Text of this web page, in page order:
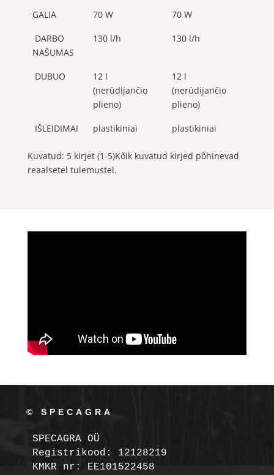
GALIA 70 W 70 W
DARBO
NAŠUMAS
130 l/h 130 l/h
DUBUO
12 l
(nerūdijančio
plieno)
12 l
(nerūdijančio
plieno)
IŠLEIDIMAI plastikiniai plastikiniai
Kuvatud: 5 kirjet (1-5)Kõik kuvatud kirjed põhinevad
reaalsetel tulemustel.
© SPECAGRA
SPECAGRA OÜ
Registrikood: 12128219
KMKR nr: EE101522458